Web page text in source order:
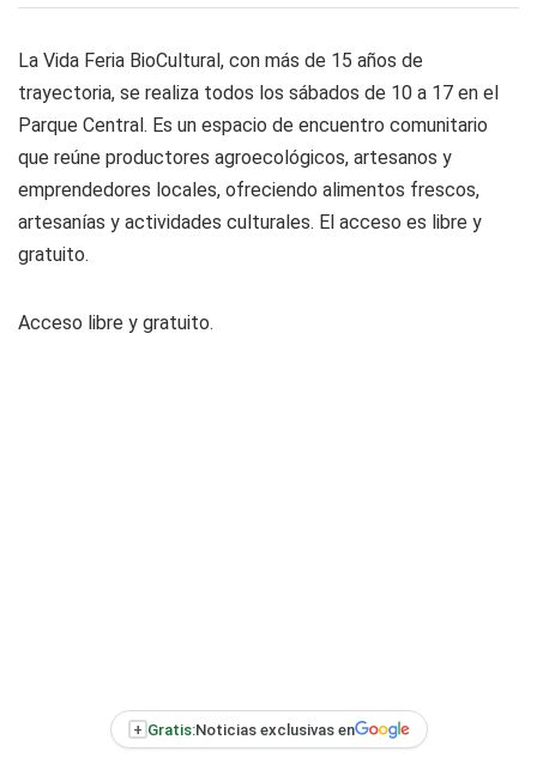
La Vida Feria BioCultural, con más de 15 años de
trayectoria, se realiza todos los sábados de 10 a 17 en el
Parque Central. Es un espacio de encuentro comunitario
que reúne productores agroecológicos, artesanos y
emprendedores locales, ofreciendo alimentos frescos,
artesanías y actividades culturales. El acceso es libre y
gratuito.
Acceso libre y gratuito.
+ Gratis:Noticias exclusivas en